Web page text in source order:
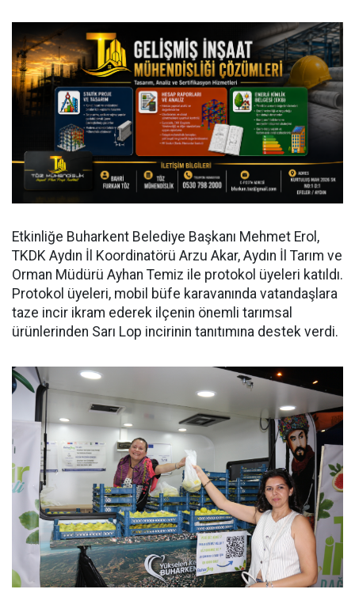
Etkinliğe Buharkent Belediye Başkanı Mehmet Erol,
TKDK Aydın İl Koordinatörü Arzu Akar, Aydın İl Tarım ve
Orman Müdürü Ayhan Temiz ile protokol üyeleri katıldı.
Protokol üyeleri, mobil büfe karavanında vatandaşlara
taze incir ikram ederek ilçenin önemli tarımsal
ürünlerinden Sarı Lop incirinin tanıtımına destek verdi.